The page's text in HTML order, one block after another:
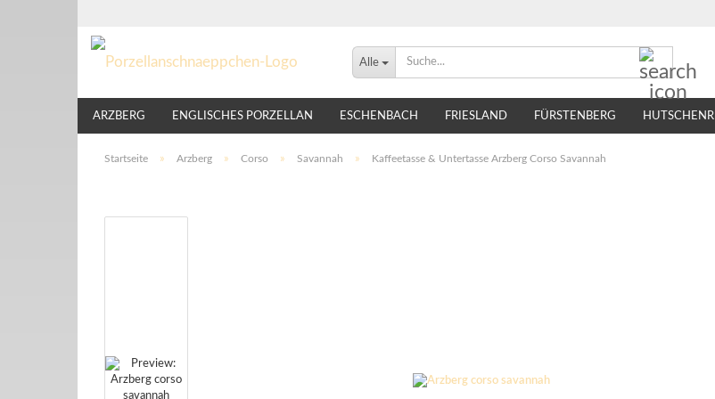
Alle
ARZBERG ENGLISCHES PORZELLAN ESCHENBACH FRIESLAND FÜRSTENBERG
LINDNER NIKKO THOMAS VILLEROY & BOCH
Startseite » Arzberg » Corso » Savannah » Kaffeetasse & Untertasse Arzberg Corso Savannah